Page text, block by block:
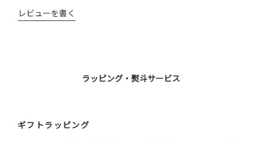
レビューを書く
ラッピング・熨斗サービス
ギフトラッピング